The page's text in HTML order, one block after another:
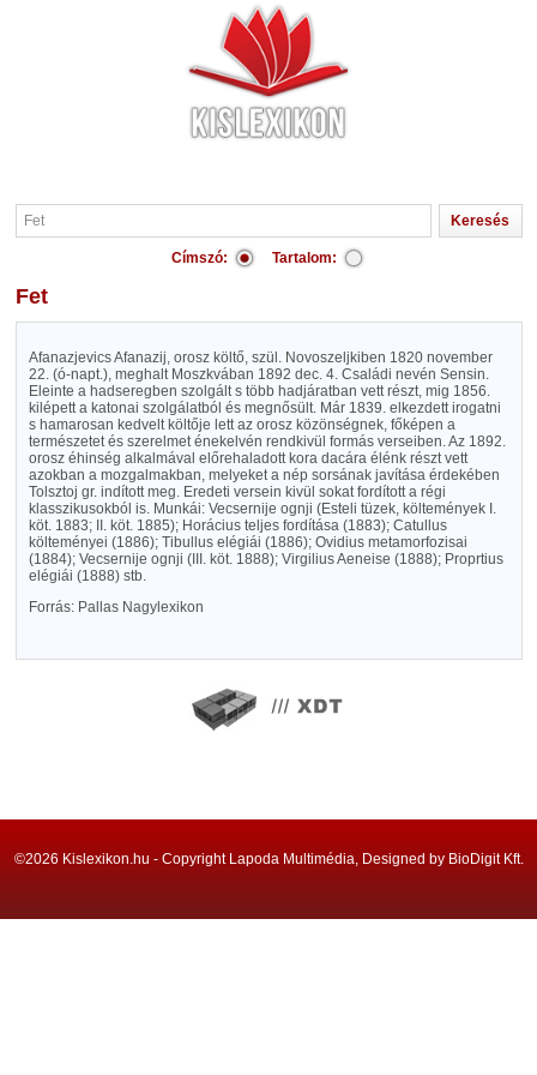
Címszó: Tartalom:
Fet
Afanazjevics Afanazij, orosz költő, szül. Novoszeljkiben 1820 november
22. (ó-napt.), meghalt Moszkvában 1892 dec. 4. Családi nevén Sensin.
Eleinte a hadseregben szolgált s több hadjáratban vett részt, mig 1856.
kilépett a katonai szolgálatból és megnősült. Már 1839. elkezdett irogatni
s hamarosan kedvelt költője lett az orosz közönségnek, főképen a
természetet és szerelmet énekelvén rendkivül formás verseiben. Az 1892.
orosz éhinség alkalmával előrehaladott kora dacára élénk részt vett
azokban a mozgalmakban, melyeket a nép sorsának javítása érdekében
Tolsztoj gr. indított meg. Eredeti versein kivül sokat fordított a régi
klasszikusokból is. Munkái: Vecsernije ognji (Esteli tüzek, költemények I.
köt. 1883; II. köt. 1885); Horácius teljes fordítása (1883); Catullus
költeményei (1886); Tibullus elégiái (1886); Ovidius metamorfozisai
(1884); Vecsernije ognji (III. köt. 1888); Virgilius Aeneise (1888); Proprtius
elégiái (1888) stb.
Forrás: Pallas Nagylexikon
©2026 Kislexikon.hu - Copyright Lapoda Multimédia, Designed by BioDigit Kft.